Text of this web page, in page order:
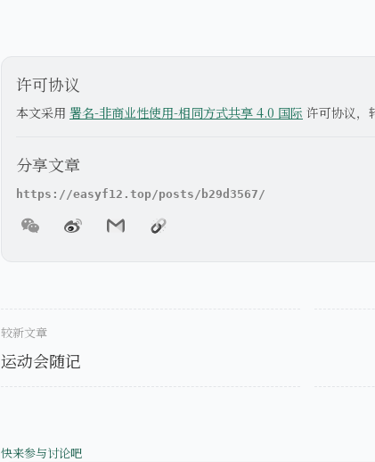
许可协议
本文采用 署名-非商业性使用-相同方式共享 4.0 国际 许可协议，
分享文章
较新文章
运动会随记
快来参与讨论吧